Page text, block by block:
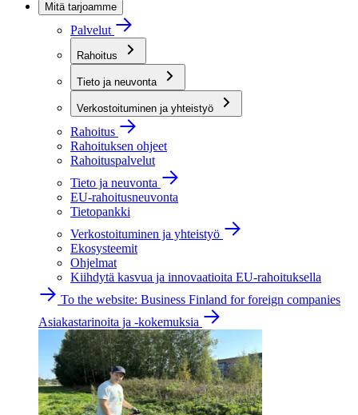
Mitä tarjoamme
Palvelut
Rahoitus
Tieto ja neuvonta
Verkostoituminen ja yhteistyö
Rahoitus
Rahoituksen ohjeet
Rahoituspalvelut
Tieto ja neuvonta
EU-rahoitusneuvonta
Tietopankki
Verkostoituminen ja yhteistyö
Ekosysteemit
Ohjelmat
Kiihdytä kasvua ja innovaatioita EU-rahoituksella
To the website: Business Finland for foreign companies
Asiakastarinoita ja -kokemuksia